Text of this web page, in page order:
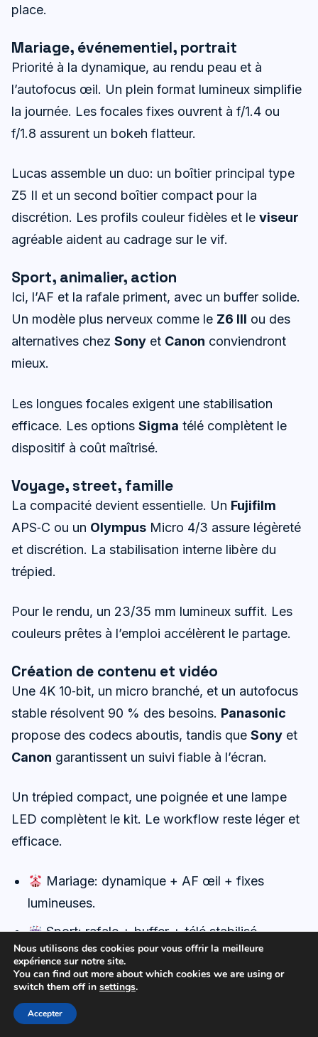
place.
Mariage, événementiel, portrait
Priorité à la dynamique, au rendu peau et à
l’autofocus œil. Un plein format lumineux simplifie
la journée. Les focales fixes ouvrent à f/1.4 ou
f/1.8 assurent un bokeh flatteur.
Lucas assemble un duo: un boîtier principal type
Z5 II et un second boîtier compact pour la
discrétion. Les profils couleur fidèles et le viseur
agréable aident au cadrage sur le vif.
Sport, animalier, action
Ici, l’AF et la rafale priment, avec un buffer solide.
Un modèle plus nerveux comme le Z6 III ou des
alternatives chez Sony et Canon conviendront
mieux.
Les longues focales exigent une stabilisation
efficace. Les options Sigma télé complètent le
dispositif à coût maîtrisé.
Voyage, street, famille
La compacité devient essentielle. Un Fujifilm
APS‑C ou un Olympus Micro 4/3 assure légèreté
et discrétion. La stabilisation interne libère du
trépied.
Pour le rendu, un 23/35 mm lumineux suffit. Les
couleurs prêtes à l’emploi accélèrent le partage.
Création de contenu et vidéo
Une 4K 10‑bit, un micro branché, et un autofocus
stable résolvent 90 % des besoins. Panasonic
propose des codecs aboutis, tandis que Sony et
Canon garantissent un suivi fiable à l’écran.
Un trépied compact, une poignée et une lampe
LED complètent le kit. Le workflow reste léger et
efficace.
Mariage: dynamique + AF œil + fixes
lumineuses.
Sport: rafale + buffer + télé stabilisé.
Voyage: compacité + stabilisation + 35 mm.
Création: 4K 10‑bit + audio propre.
Nous utilisons des cookies pour vous offrir la meilleure
expérience sur notre site.
You can find out more about which cookies we are using or
switch them off in settings.
Accepter